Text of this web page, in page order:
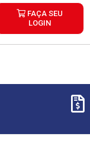
FAÇA SEU
LOGIN